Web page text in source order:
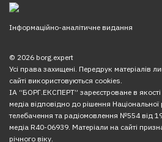
Інформаційно-аналітичне видання
© 2026 borg.expert
Усі права захищені. Передрук матеріалів
сайті використовуються cookies.
ІА “БОРГ.ЕКСПЕРТ” зареєстроване в якості
медіа відповідно до рішення
телебачення та радіомовлення №554 від
медіа R40-06939. Матеріали на сайті
річного віку.